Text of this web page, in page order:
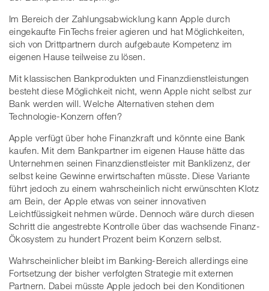
Im Bereich der Zahlungsabwicklung kann Apple durch
eingekaufte FinTechs freier agieren und hat Möglichkeiten,
sich von Drittpartnern durch aufgebaute Kompetenz im
eigenen Hause teilweise zu lösen.
Mit klassischen Bankprodukten und Finanzdienstleistungen
besteht diese Möglichkeit nicht, wenn Apple nicht selbst zur
Bank werden will. Welche Alternativen stehen dem
Technologie-Konzern offen?
Apple verfügt über hohe Finanzkraft und könnte eine Bank
kaufen. Mit dem Bankpartner im eigenen Hause hätte das
Unternehmen seinen Finanzdienstleister mit Banklizenz, der
selbst keine Gewinne erwirtschaften müsste. Diese Variante
führt jedoch zu einem wahrscheinlich nicht erwünschten Klotz
am Bein, der Apple etwas von seiner innovativen
Leichtfüssigkeit nehmen würde. Dennoch wäre durch diesen
Schritt die angestrebte Kontrolle über das wachsende Finanz-
Ökosystem zu hundert Prozent beim Konzern selbst.
Wahrscheinlicher bleibt im Banking-Bereich allerdings eine
Fortsetzung der bisher verfolgten Strategie mit externen
Partnern. Dabei müsste Apple jedoch bei den Konditionen